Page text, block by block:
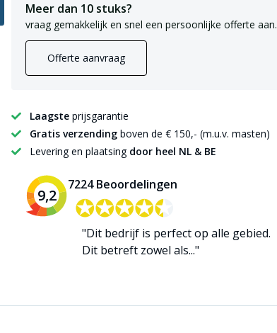
Meer dan 10 stuks?
vraag gemakkelijk en snel een persoonlijke offerte aan.
Offerte aanvraag
Laagste prijsgarantie
Gratis verzending boven de € 150,- (m.u.v. masten)
Levering en plaatsing door heel NL & BE
9,2
7224 Beoordelingen
✪✪✪✪✪
✪✪✪✪✪
"Dit bedrijf is perfect op alle gebied.
Dit betreft zowel als..."